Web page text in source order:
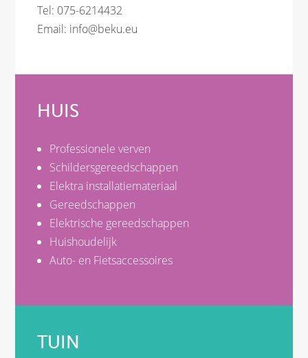
Tel: 075-6214432
Email: info@beku.eu
HUIS
Professionele verven
Schildersgereedschappen
Elektra installatiemateriaal
Gereedschappen
Elektrische gereedschappen
Huishoudelijk
Auto- en Fietsaccessoires
TUIN